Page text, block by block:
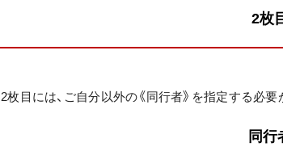
2枚
2枚目には、ご自分以外の《同行者》を指定する必要
同行